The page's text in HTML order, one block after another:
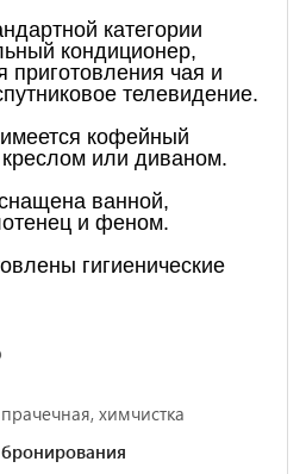
категории
кондиционер,
приготовления чая и
телевидение.
кофейный
или диваном.
ванной,
и феном.
гигиенические
химчистка